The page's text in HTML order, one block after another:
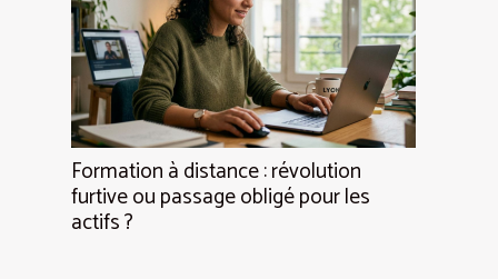
Formation à distance : révolution
furtive ou passage obligé pour les
actifs ?